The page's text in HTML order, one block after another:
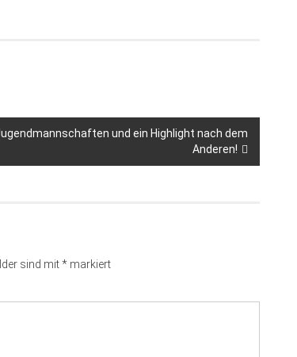
und ein Highlight nach dem
Anderen!
sind mit*markiert